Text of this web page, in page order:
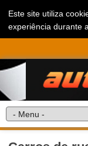
Este site utiliza
experiência durante